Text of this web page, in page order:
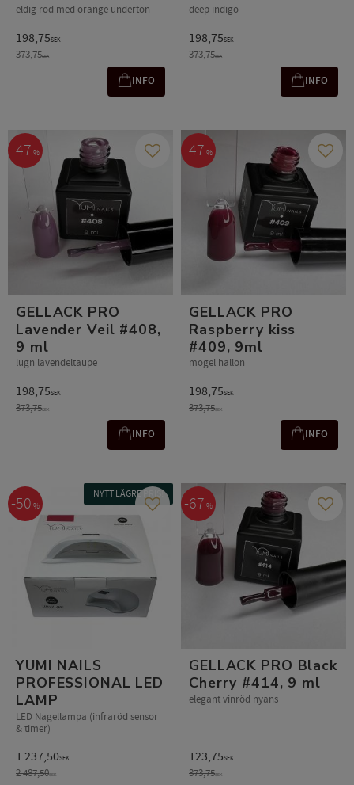
eldig röd med orange underton
198,75SEK
373,75SEK
INFO
deep indigo
198,75SEK
373,75SEK
INFO
GELLACK PRO
Lavender Veil #408,
9 ml
lugn lavendeltaupe
198,75SEK
373,75SEK
47 % Add to favorites
INFO
GELLACK PRO
Raspberry kiss
#409, 9ml
mogel hallon
198,75SEK
373,75SEK
47 % Add
INFO
YUMI NAILS
PROFESSIONAL LED
LAMP
LED Nagellampa (infraröd sensor
& timer)
1 237,50SEK
2 487,50SEK
50 %
NYTT LÄGRE PRIS!
Add to favorites
GELLACK PRO Black
Cherry #414, 9 ml
elegant vinröd nyans
123,75SEK
373,75SEK
67 % Add